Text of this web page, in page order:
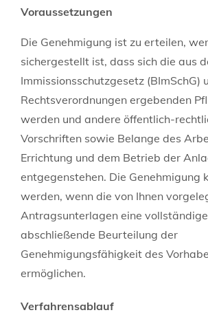
Voraussetzungen
Die Genehmigung ist zu erteilen,
sichergestellt ist, dass sich die aus
Immissionsschutzgesetz (BImSchG)
Rechtsverordnungen ergebenden
werden und andere öffentlich-
Vorschriften sowie Belange des
Errichtung und dem Betrieb der
entgegenstehen. Die Genehmigung
werden, wenn die von Ihnen
Antragsunterlagen eine
abschließende Beurteilung der
Genehmigungsfähigkeit des
ermöglichen.
Verfahrensablauf